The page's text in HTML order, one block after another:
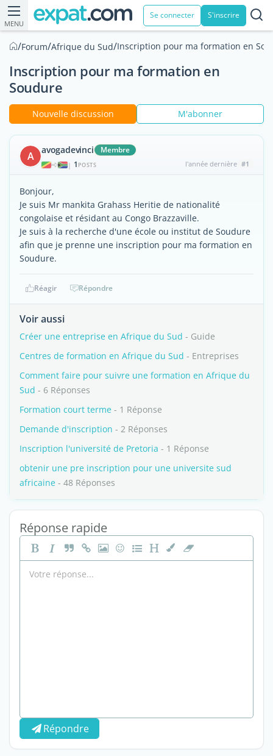
MENU
Se connecter S'inscrire
/Forum/Afrique du Sud/Inscription pour ma formation en
Inscription pour ma formation en
Soudure
Nouvelle discussion M'abonner
A avogadevinci Membre
| 1 POSTS l'année dernière #1
Bonjour,
Je suis Mr mankita Grahass Heritie de nationalité
congolaise et résidant au Congo Brazzaville.
Je suis à la recherche d'une école ou institut de Soudure
afin que je prenne une inscription pour ma formation en
Soudure.
Réagir Répondre
Voir aussi
Créer une entreprise en Afrique du Sud - Guide
Centres de formation en Afrique du Sud - Entreprises
Comment faire pour suivre une formation en Afrique du
Sud - 6 Réponses
Formation court terme - 1 Réponse
Demande d'inscription - 2 Réponses
Inscription l'université de Pretoria - 1 Réponse
obtenir une pre inscription pour une universite sud
africaine - 48 Réponses
Réponse rapide
Répondre